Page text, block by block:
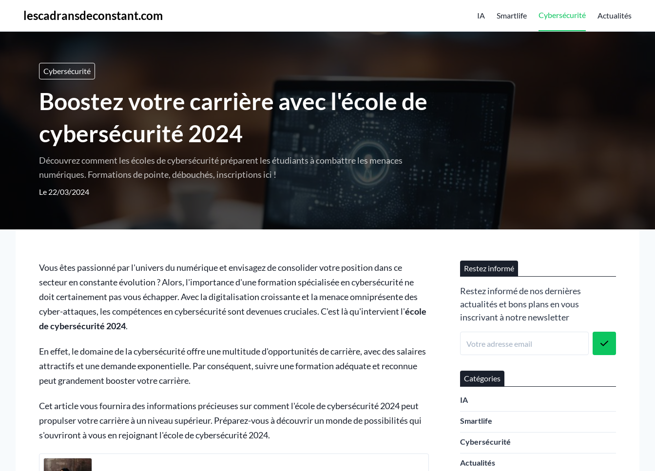
lescadransdeconstant.com IA Smartlife Cybersécurité Actualités
Cybersécurité
Boostez votre carrière avec l'école de
cybersécurité 2024
Découvrez comment les écoles de cybersécurité préparent les étudiants à combattre les menaces
numériques. Formations de pointe, débouchés, inscriptions ici !
Le 22/03/2024
Vous êtes passionné par l'univers du numérique et envisagez de consolider votre position dans ce
secteur en constante évolution ? Alors, l'importance d'une formation spécialisée en cybersécurité ne
doit certainement pas vous échapper. Avec la digitalisation croissante et la menace omniprésente des
cyber-attaques, les compétences en cybersécurité sont devenues cruciales. C'est là qu'intervient l'école
de cybersécurité 2024.
En effet, le domaine de la cybersécurité offre une multitude d'opportunités de carrière, avec des salaires
attractifs et une demande exponentielle. Par conséquent, suivre une formation adéquate et reconnue
peut grandement booster votre carrière.
Cet article vous fournira des informations précieuses sur comment l'école de cybersécurité 2024 peut
propulser votre carrière à un niveau supérieur. Préparez-vous à découvrir un monde de possibilités qui
s'ouvriront à vous en rejoignant l'école de cybersécurité 2024.
Restez informé
Restez informé de nos dernières
actualités et bons plans en vous
inscrivant à notre newsletter
Catégories
IA
Smartlife
Cybersécurité
Actualités